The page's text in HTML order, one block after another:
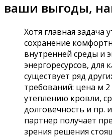
ваши выгоды,
Хотя главная
сохранение
внутренней среды и
энергоресурсов, для
существует ряд
требований: цена м 2
утеплению кровли,
долговечность и пр.
партнер получает
зрения решения